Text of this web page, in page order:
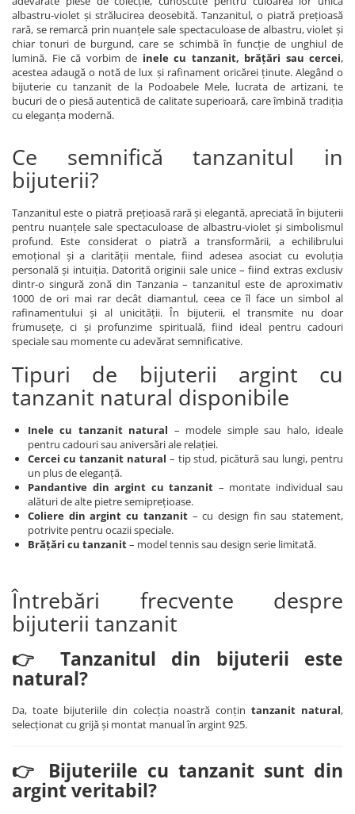
Bijuterii onix
Bijuterii opal
Bijuterii peridot
Bijuterii perle
Bijuterii piatra lunii
Bijuterii rodocrozit
Bijuterii rubin
Bijuterii safir
Bijuterii sidef si abalone
Bijuterii smarald
Bijuterii sodalit
Bijuterii spinel
Bijuterii tanzanit
Bijuterii turcoaz
Bijuterii turmaline
Bijuterii morganit
albastru-violet și strălucirea deosebită. Tanzanitul, o piatră prețioasă
rară, se remarcă prin nuanțele sale spectaculoase de albastru, violet și
chiar tonuri de burgund, care se schimbă în funcție de unghiul de
lumină. Fie că vorbim de inele cu tanzanit, brățări sau cercei,
acestea adaugă o notă de lux și rafinament oricărei ținute. Alegând o
bijuterie cu tanzanit de la Podoabele Mele, lucrata de artizani, te
bucuri de o piesă autentică de calitate superioară, care îmbină tradiția
cu eleganța modernă.
Ce semnifică tanzanitul in
bijuterii?
Tanzanitul este o piatră prețioasă rară și elegantă, apreciată în bijuterii
pentru nuanțele sale spectaculoase de albastru-violet și simbolismul
profund. Este considerat o piatră a transformării, a echilibrului
emoțional și a clarității mentale, fiind adesea asociat cu evoluția
personală și intuiția. Datorită originii sale unice – fiind extras exclusiv
dintr-o singură zonă din Tanzania – tanzanitul este de aproximativ
1000 de ori mai rar decât diamantul, ceea ce îl face un simbol al
rafinamentului și al unicității. În bijuterii, el transmite nu doar
frumusețe, ci și profunzime spirituală, fiind ideal pentru cadouri
speciale sau momente cu adevărat semnificative.
Tipuri de bijuterii argint cu
tanzanit natural disponibile
Inele cu tanzanit natural – modele simple sau halo, ideale
pentru cadouri sau aniversări ale relației.
Cercei cu tanzanit natural – tip stud, picătură sau lungi, pentru
un plus de eleganță.
Pandantive din argint cu tanzanit – montate individual sau
alături de alte pietre semiprețioase.
Coliere din argint cu tanzanit– cu design fin sau statement,
potrivite pentru ocazii speciale.
Brățări cu tanzanit– model tennis sau design serie limitată.
Întrebări frecvente despre
bijuterii tanzanit
👉 Tanzanitul din bijuterii este
natural?
Da, toate bijuteriile din colecția noastră conțintanzanit natural,
selecționat cu grijă și montat manual în argint 925.
👉 Bijuteriile cu tanzanit sunt din
argint veritabil?